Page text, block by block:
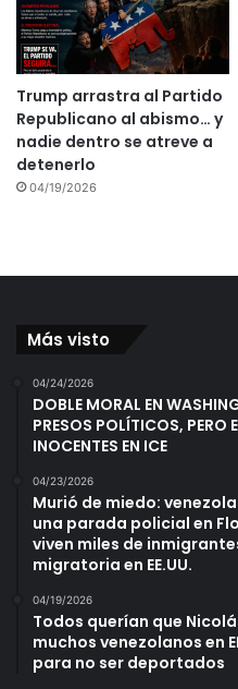
Trump arrastra al Partido
Republicano al abismo… y
nadie dentro se atreve a
detenerlo
04/19/2026
Más visto
04/24/2026
DOBLE MORAL EN
PRESOS POLÍTICOS, PERO
INOCENTES EN ICE
04/23/2026
Murió de miedo:
una parada policial en
viven miles de
migratoria en EE.UU.
04/19/2026
Todos querían que
muchos venezolanos en
para no ser deportados